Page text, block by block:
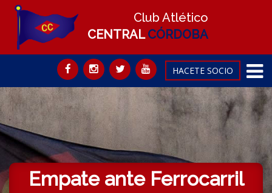
Club Atlético
CENTRALCÓRDOBA
HACETE SOCIO
Empate ante Ferrocarril